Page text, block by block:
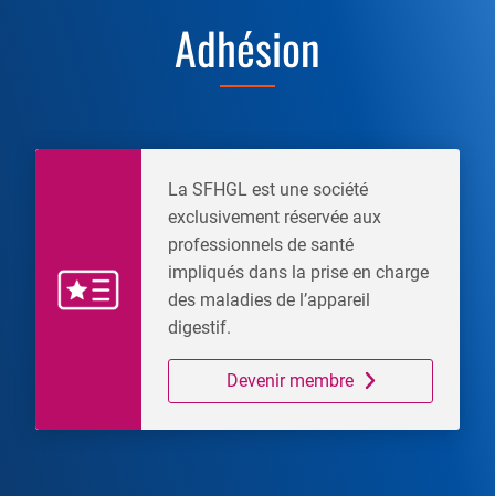
Adhésion
La SFHGL est une société
exclusivement réservée aux
professionnels de santé
impliqués dans la prise en charge
des maladies de l’appareil
digestif.
Devenir membre